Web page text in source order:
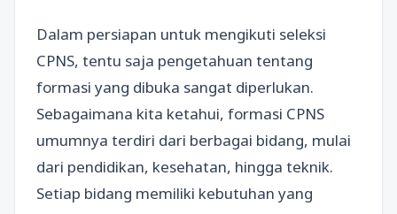
Dalam persiapan untuk mengikuti seleksi
CPNS, tentu saja pengetahuan tentang
formasi yang dibuka sangat diperlukan.
Sebagaimana kita ketahui, formasi CPNS
umumnya terdiri dari berbagai bidang, mulai
dari pendidikan, kesehatan, hingga teknik.
Setiap bidang memiliki kebutuhan yang